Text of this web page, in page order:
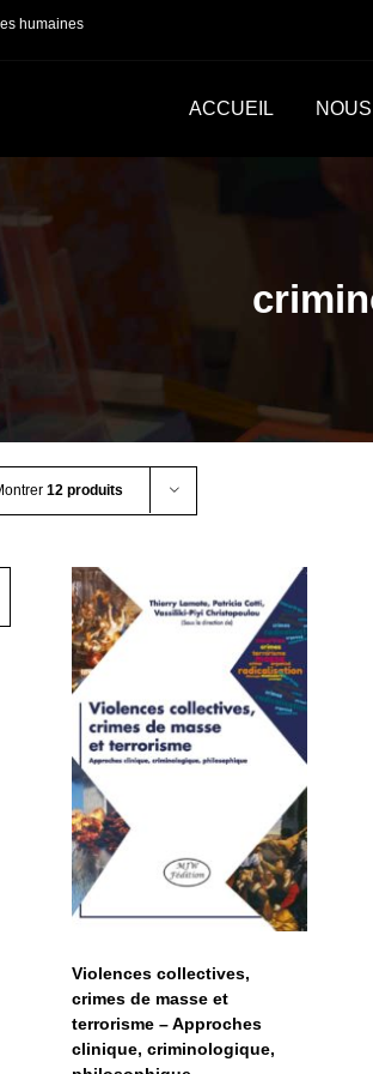
humaines
ACCUEIL
12 produits
Violences
collectives,
crimes de masse
et terrorisme –
Approches
criminologique,
philosophique
Violences collectives,
crimes de masse et
terrorisme – Approches
clinique, criminologique,